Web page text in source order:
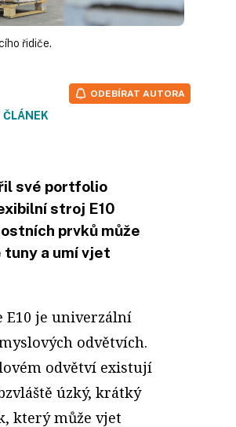
řidiče.
ČLÁNEK
ODEBÍRAT AUTORA
své portfolio
stroj E10
prvků může
tuny a umí vjet
je univerzální
odvětvích.
odvětví existují
úzký, krátký
který může vjet